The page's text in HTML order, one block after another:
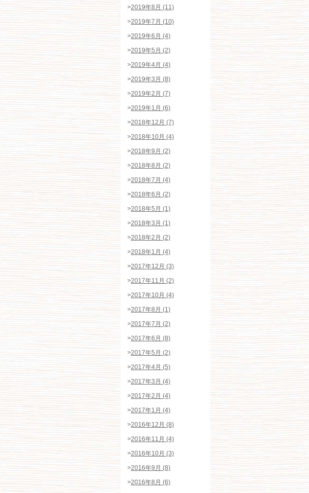
>2019年8月 (11)
>2019年7月 (10)
>2019年6月 (4)
>2019年5月 (2)
>2019年4月 (4)
>2019年3月 (8)
>2019年2月 (7)
>2019年1月 (6)
>2018年12月 (7)
>2018年10月 (4)
>2018年9月 (2)
>2018年8月 (2)
>2018年7月 (4)
>2018年6月 (2)
>2018年5月 (1)
>2018年3月 (1)
>2018年2月 (2)
>2018年1月 (4)
>2017年12月 (3)
>2017年11月 (2)
>2017年10月 (4)
>2017年8月 (1)
>2017年7月 (2)
>2017年6月 (8)
>2017年5月 (2)
>2017年4月 (5)
>2017年3月 (4)
>2017年2月 (4)
>2017年1月 (4)
>2016年12月 (8)
>2016年11月 (4)
>2016年10月 (3)
>2016年9月 (8)
>2016年8月 (6)